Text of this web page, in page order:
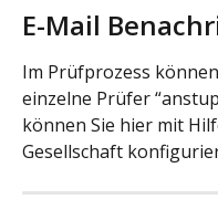
E-Mail
Im Prüfprozess
einzelne Prüfer
können Sie hier mit
Gesellschaft